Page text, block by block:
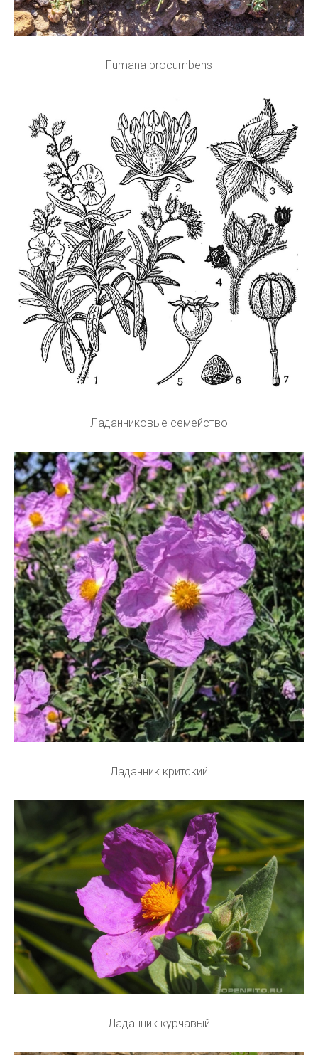
Fumana procumbens
Ладанниковые семейство
Ладанник критский
Ладанник курчавый